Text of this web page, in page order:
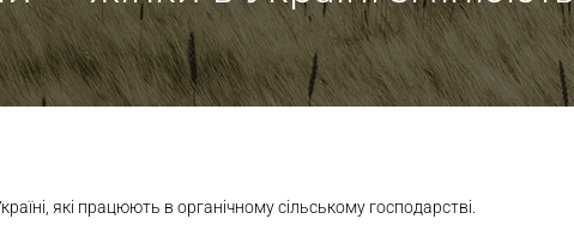
які працюють в органічному сільському господарстві.